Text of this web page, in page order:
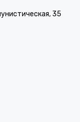
35